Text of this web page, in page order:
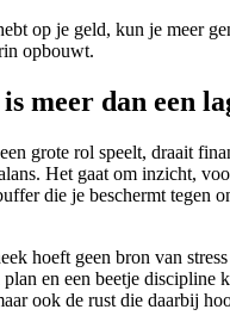
op je geld, kun je meer
opbouwt.
meer dan een
grote rol speelt, draait
Het gaat om inzicht,
die je beschermt tegen
hoeft geen bron van
plan en een beetje discipline
ook de rust die daarbij